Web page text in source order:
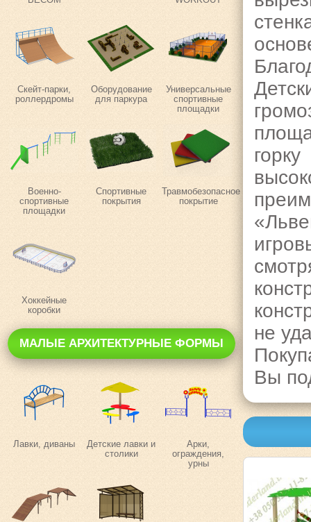
Скейт-парки,
роллердромы
Оборудование
для паркура
Универсальные
спортивные
площадки
Военно-
спортивные
площадки
Спортивные
покрытия
Травмобезопасное
покрытие
Хоккейные
коробки
МАЛЫЕ АРХИТЕКТУРНЫЕ ФОРМЫ
Лавки, диваны
Детские лавки и
столики
Арки,
ограждения,
урны
не
Вы